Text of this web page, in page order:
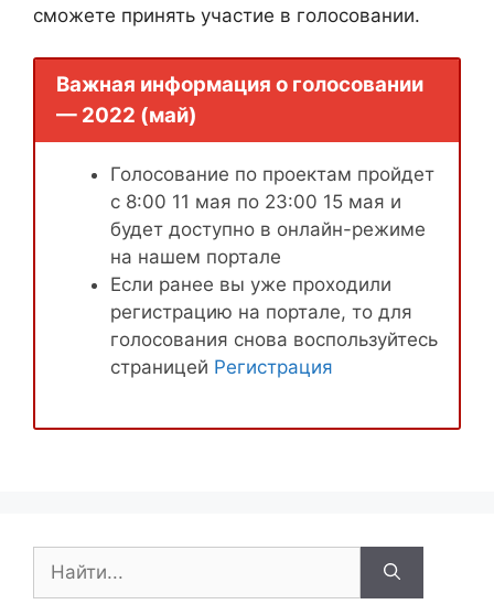
сможете принять участие в голосовании.
Важная информация о голосовании
— 2022 (май)
Голосование по проектам пройдет
с 8:00 11 мая по 23:00 15 мая и
будет доступно в онлайн-режиме
на нашем портале
Если ранее вы уже проходили
регистрацию на портале, то для
голосования снова воспользуйтесь
страницей Регистрация